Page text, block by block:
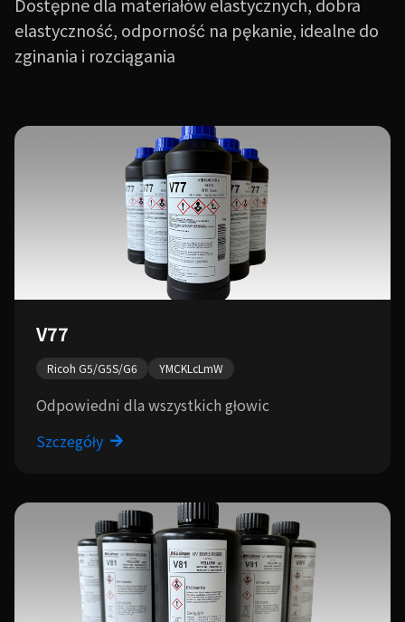
elastyczność, odporność na pękanie, idealne do
zginania i rozciągania
V77
Ricoh G5/G5S/G6 YMCKLcLmW
Odpowiedni dla wszystkich głowic
Szczegóły